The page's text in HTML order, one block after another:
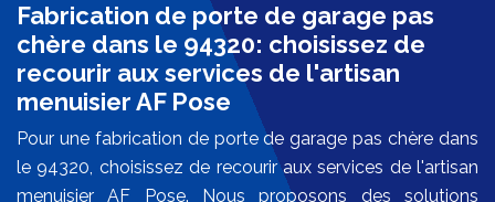
Fabrication de porte de garage pas
chère dans le 94320: choisissez de
recourir aux services de l'artisan
menuisier AF Pose
Pour une fabrication de porte de garage pas chère dans
le 94320, choisissez de recourir aux services de l'artisan
menuisier AF Pose. Nous proposons des solutions